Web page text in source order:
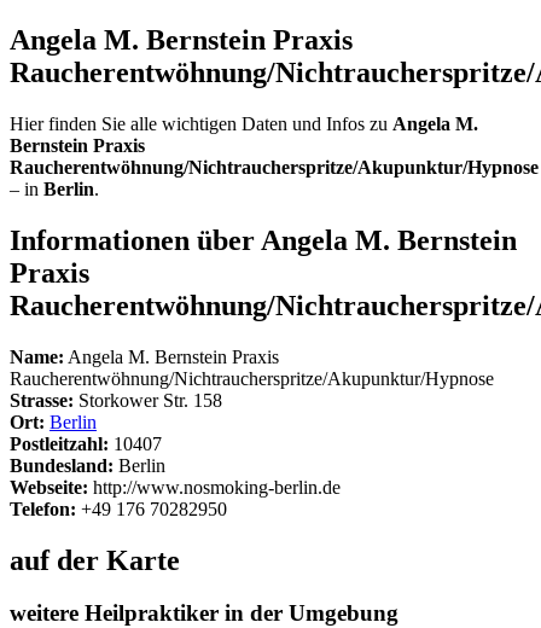
Angela M. Bernstein Praxis
Raucherentwöhnung/
Hier finden Sie alle wichtigen Daten und Infos zu Angela M.
Bernstein Praxis
Raucherentwöhnung/Nichtraucherspritze/Akupunktur/Hypnose
– in Berlin.
Informationen über Angela M. Bernstein
Praxis
Raucherentwöhnung/
Name: Angela M. Bernstein Praxis
Raucherentwöhnung/Nichtraucherspritze/Akupunktur/Hypnose
Strasse: Storkower Str. 158
Ort: Berlin
Postleitzahl: 10407
Bundesland: Berlin
Webseite: http://www.nosmoking-berlin.de
Telefon: +49 176 70282950
auf der Karte
weitere Heilpraktiker in der Umgebung